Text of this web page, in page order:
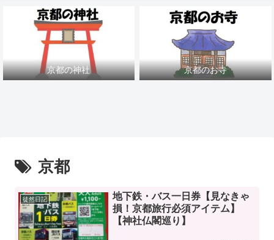
京都の神社 京都のお寺
京都
徒然日記
地下鉄・バス一日券【見なきゃ
損！京都旅行必須アイテム】
【神社仏閣巡り】